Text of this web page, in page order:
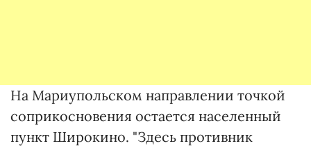
На Мариупольском направлении точкой
соприкосновения остается населенный
пункт Широкино. "Здесь противник